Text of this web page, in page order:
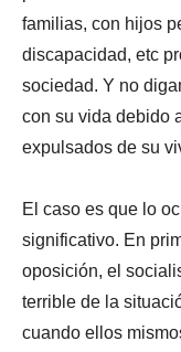
familias, con hijos
discapacidad, etc
sociedad. Y no
con su vida debido
expulsados de su
El caso es que lo
significativo. En
oposición, el
terrible de la
cuando ellos